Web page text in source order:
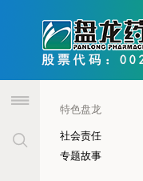
特色盘龙
社会责任
专题故事